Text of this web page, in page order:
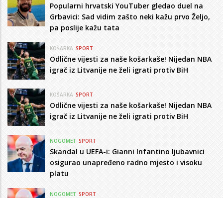
Popularni hrvatski YouTuber gledao duel na
Grbavici: Sad vidim zašto neki kažu prvo Željo,
pa poslije kažu tata
KOŠARKA SPORT
Odlične vijesti za naše košarkaše! Nijedan NBA
igrač iz Litvanije ne želi igrati protiv BiH
KOŠARKA SPORT
Odlične vijesti za naše košarkaše! Nijedan NBA
igrač iz Litvanije ne želi igrati protiv BiH
NOGOMET SPORT
Skandal u UEFA-i: Gianni Infantino ljubavnici
osigurao unapređeno radno mjesto i visoku
platu
NOGOMET SPORT